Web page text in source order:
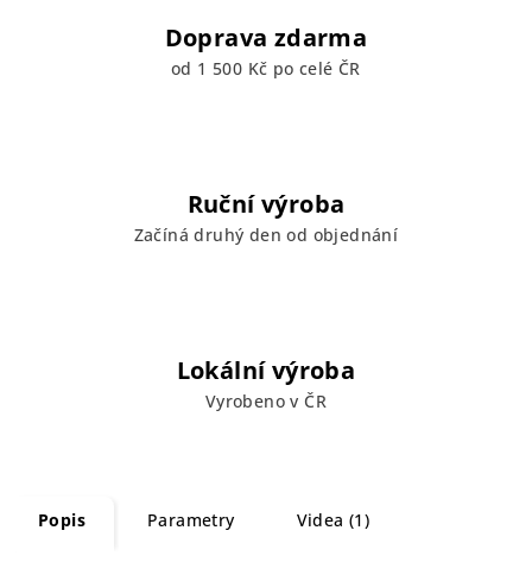
Doprava zdarma
od 1 500 Kč po celé ČR
Ruční výroba
Začíná druhý den od objednání
Lokální výroba
Vyrobeno v ČR
Popis Parametry Videa (1)